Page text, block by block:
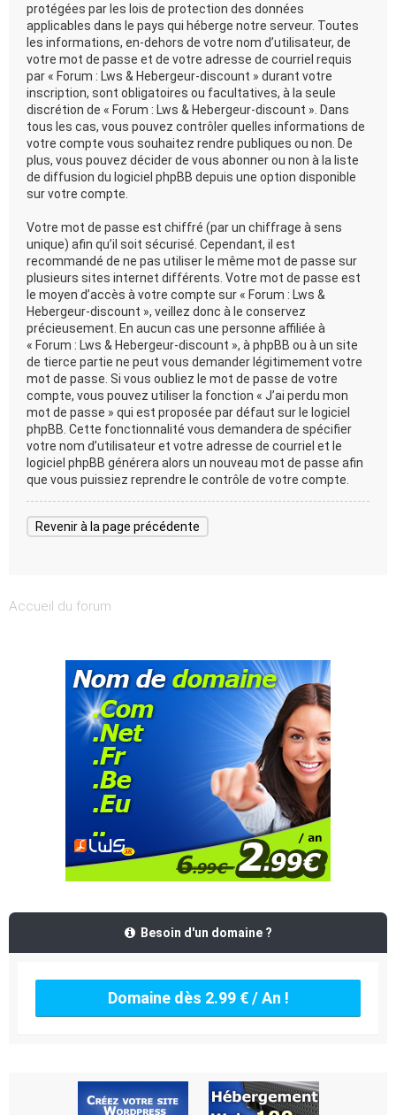
protégées par les lois de protection des données
applicables dans le pays qui héberge notre serveur. Toutes
les informations, en-dehors de votre nom d’utilisateur, de
votre mot de passe et de votre adresse de courriel requis
par « Forum : Lws & Hebergeur-discount » durant votre
inscription, sont obligatoires ou facultatives, à la seule
discrétion de « Forum : Lws & Hebergeur-discount ». Dans
tous les cas, vous pouvez contrôler quelles informations de
votre compte vous souhaitez rendre publiques ou non. De
plus, vous pouvez décider de vous abonner ou non à la liste
de diffusion du logiciel phpBB depuis une option disponible
sur votre compte.
Votre mot de passe est chiffré (par un chiffrage à sens
unique) afin qu’il soit sécurisé. Cependant, il est
recommandé de ne pas utiliser le même mot de passe sur
plusieurs sites internet différents. Votre mot de passe est
le moyen d’accès à votre compte sur « Forum : Lws &
Hebergeur-discount », veillez donc à le conservez
précieusement. En aucun cas une personne affiliée à
« Forum : Lws & Hebergeur-discount », à phpBB ou à un site
de tierce partie ne peut vous demander légitimement votre
mot de passe. Si vous oubliez le mot de passe de votre
compte, vous pouvez utiliser la fonction « J’ai perdu mon
mot de passe » qui est proposée par défaut sur le logiciel
phpBB. Cette fonctionnalité vous demandera de spécifier
votre nom d’utilisateur et votre adresse de courriel et le
logiciel phpBB générera alors un nouveau mot de passe afin
que vous puissiez reprendre le contrôle de votre compte.
Revenir à la page précédente
Accueil du forum
Besoin d'un domaine ?
Domaine dès 2.99 € / An !